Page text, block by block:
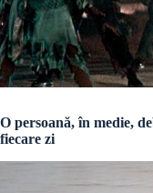
O persoană, în medie,
fiecare zi